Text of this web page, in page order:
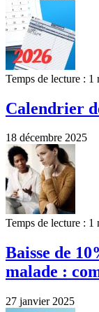
Temps de lecture : 1
Calendrier
18 décembre 2025
Temps de lecture : 1
Baisse de
malade :
27 janvier 2025